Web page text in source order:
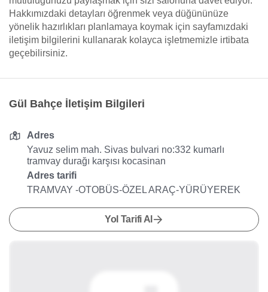
Hakkımızdaki detayları öğrenmek veya düğününüze
yönelik hazırlıkları planlamaya koymak için sayfamızdaki
iletişim bilgilerini kullanarak kolayca işletmemizle irtibata
geçebilirsiniz.
Gül Bahçe İletişim Bilgileri
Adres
Yavuz selim mah. Sivas bulvari no:332 kumarlı
tramvay durağı karşısı kocasinan
Adres tarifi
TRAMVAY -OTOBÜS-ÖZEL ARAÇ-YÜRÜYEREK
Yol Tarifi Al